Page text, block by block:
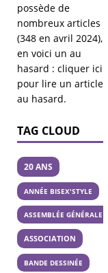
possède de
nombreux articles
(348 en avril 2024),
en voici un au
hasard : cliquer ici
pour lire un article
au hasard.
TAG CLOUD
20 ANS
ANNÉE BISEX'STYLE
ASSEMBLÉE GÉNÉRALE
ASSOCIATION
BANDE DESSINÉE